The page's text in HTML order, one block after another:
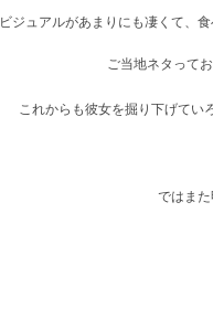
ビジュアルがあまりにも凄くて、
ご当地ネタって
これからも彼女を掘り下げてい
ではまた